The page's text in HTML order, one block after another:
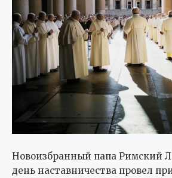
Новоизбранный папа Римский
день наставничества провел